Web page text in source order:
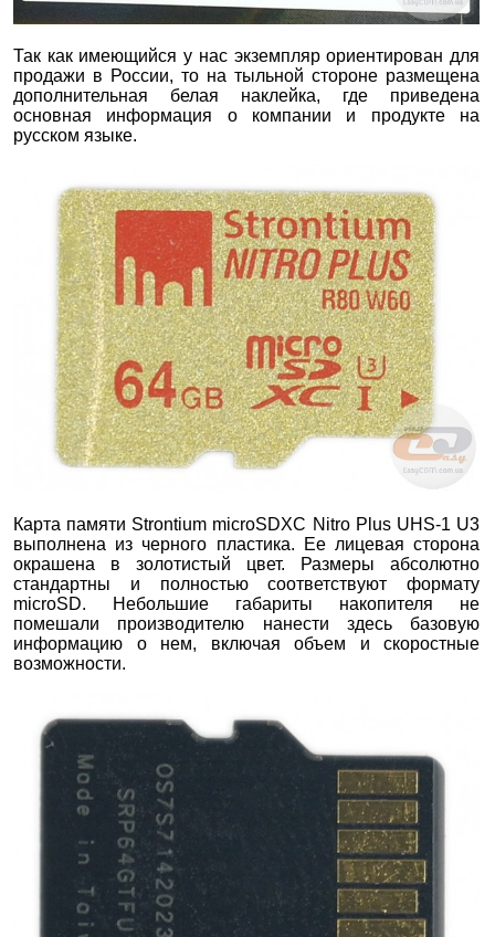
Так как имеющийся у нас экземпляр ориентирован для
продажи в России, то на тыльной стороне размещена
дополнительная белая наклейка, где приведена
основная информация о компании и продукте на
русском языке.
Карта памяти Strontium microSDXC Nitro Plus UHS-1 U3
выполнена из черного пластика. Ее лицевая сторона
окрашена в золотистый цвет. Размеры абсолютно
стандартны и полностью соответствуют формату
microSD. Небольшие габариты накопителя не
помешали производителю нанести здесь базовую
информацию о нем, включая объем и скоростные
возможности.